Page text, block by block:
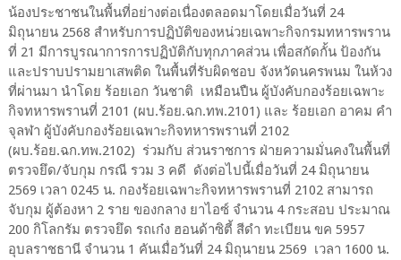
น้องประชาชนในพื้นที่อย่างต่อเนื่องตลอดมาโดยเมื่อวันที่ 24
มิถุนายน 2568 สำหรับการปฏิบัติของหน่วยเฉพาะกิจกรมทหารพราน
ที่ 21 มีการบูรณาการการปฏิบัติกับทุกภาคส่วน เพื่อสกัดกั้น ป้องกัน
และปราบปรามยาเสพติด ในพื้นที่รับผิดชอบ จังหวัดนครพนม ในห้วง
ที่ผ่านมา นำโดย ร้อยเอก วันชาติ เหมือนปืน ผู้บังคับกองร้อยเฉพาะ
กิจทหารพรานที่ 2101 (ผบ.ร้อย.ฉก.ทพ.2101) และ ร้อยเอก อาคม คำ
จุลฬา ผู้บังคับกองร้อยเฉพาะกิจทหารพรานที่ 2102
(ผบ.ร้อย.ฉก.ทพ.2102) ร่วมกับ ส่วนราชการ ฝ่ายความมั่นคงในพื้นที่
ตรวจยึด/จับกุม กรณี รวม 3 คดี ดังต่อไปนี้เมื่อวันที่ 24 มิถุนายน
2569 เวลา 0245 น. กองร้อยเฉพาะกิจทหารพรานที่ 2102 สามารถ
จับกุม ผู้ต้องหา 2 ราย ของกลาง ยาไอซ์ จำนวน 4 กระสอบ ประมาณ
200 กิโลกรัม ตรวจยึด รถเก๋ง ฮอนด้าซิตี้ สีดำ ทะเบียน ขค 5957
อุบลราชธานี จำนวน 1 คันเมื่อวันที่ 24 มิถุนายน 2569 เวลา 1600 น.